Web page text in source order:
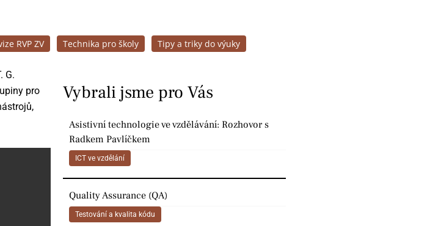
RVP ZV Technika pro školy Tipy a triky do výuky
G.
pro
Vybrali jsme pro Vás
Asistivní technologie ve vzdělávání: Rozhovor s
Radkem Pavlíčkem
ICT ve vzdělání
Quality Assurance (QA)
Testování a kvalita kódu